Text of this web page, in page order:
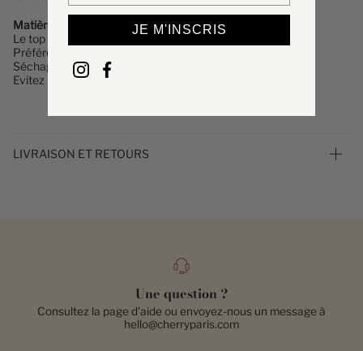
Matière & Entretien
Le top
est composé à 95% de coton et 5% d'elasthanne.
Préférez un lavage en machine à 30°, programme délicat.
Séchage et repassage à faible température.
Evitez le sèche linge !
LIVRAISON ET RETOURS
Une question ?
Consultez la page d'aide ou envoyez-nous un message à
hello@cherryparis.com
JE M'INSCRIS